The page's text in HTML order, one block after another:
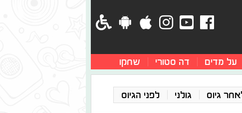
על מדים דה סטורי שחקו
גיוס גולני לפני הגיוס